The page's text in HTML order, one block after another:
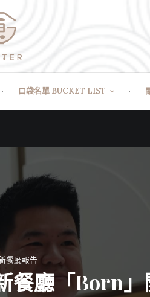
口袋名單 BUCKET LIST
餐廳報告
餐廳「Born